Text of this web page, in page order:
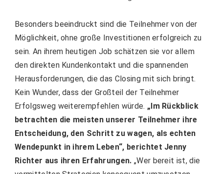
Besonders beeindruckt sind die Teilnehmer von der
Möglichkeit, ohne große Investitionen erfolgreich zu
sein. An ihrem heutigen Job schätzen sie vor allem
den direkten Kundenkontakt und die spannenden
Herausforderungen, die das Closing mit sich bringt.
Kein Wunder, dass der Großteil der Teilnehmer
Erfolgsweg weiterempfehlen würde. „Im Rückblick
betrachten die meisten unserer Teilnehmer ihre
Entscheidung, den Schritt zu wagen, als echten
Wendepunkt in ihrem Leben“, berichtet Jenny
Richter aus ihren Erfahrungen. „Wer bereit ist, die